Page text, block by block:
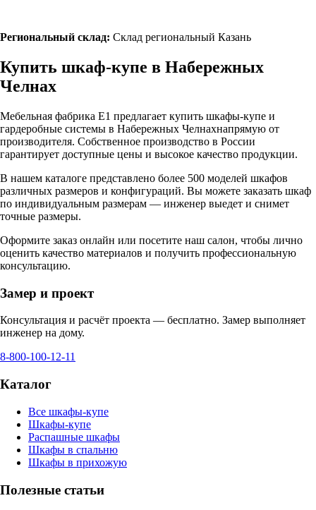
Региональный склад: Склад региональный Казань
Купить шкаф-купе в Набережных
Челнах
Мебельная фабрика Е1 предлагает купить шкафы-купе и
гардеробные системы в Набережных Челнахнапрямую от
производителя. Собственное производство в России
гарантирует доступные цены и высокое качество продукции.
В нашем каталоге представлено более 500 моделей шкафов
различных размеров и конфигураций. Вы можете заказать шкаф
по индивидуальным размерам — инженер выедет и снимет
точные размеры.
Оформите заказ онлайн или посетите наш салон, чтобы лично
оценить качество материалов и получить профессиональную
консультацию.
Замер и проект
Консультация и расчёт проекта — бесплатно. Замер выполняет
инженер на дому.
8-800-100-12-11
Каталог
Все шкафы-купе
Шкафы-купе
Распашные шкафы
Шкафы в спальню
Шкафы в прихожую
Полезные статьи